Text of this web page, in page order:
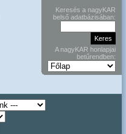
Keresés a nagyKAR
belső adatbázisában:
A nagyKAR honlapjai
betűrendben: